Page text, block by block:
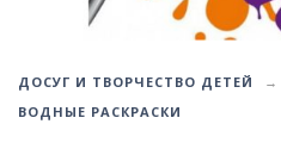
ДОСУГ И ТВОРЧЕСТВО ДЕТЕЙ
ВОДНЫЕ РАСКРАСКИ